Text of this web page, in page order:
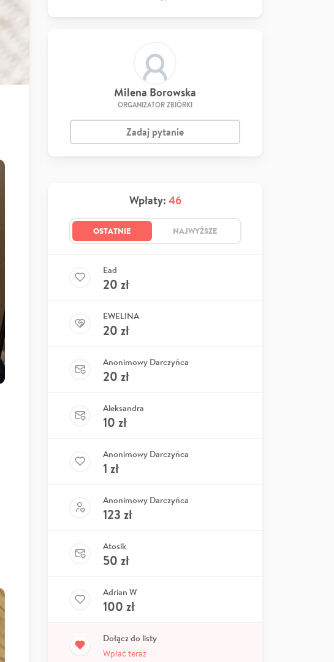
Milena Borowska
ORGANIZATOR ZBIÓRKI
Zadaj pytanie
Wpłaty: 46
OSTATNIE NAJWYŻSZE
Ead
20 zł
EWELINA
20 zł
Anonimowy Darczyńca
20 zł
Aleksandra
10 zł
Anonimowy Darczyńca
1 zł
Anonimowy Darczyńca
123 zł
Atosik
50 zł
Adrian W
100 zł
Dołącz do listy
Wpłać teraz